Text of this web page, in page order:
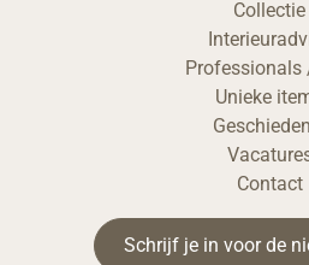
Collectie
Professionals
Unieke
Contact
Schrijf je in voor de